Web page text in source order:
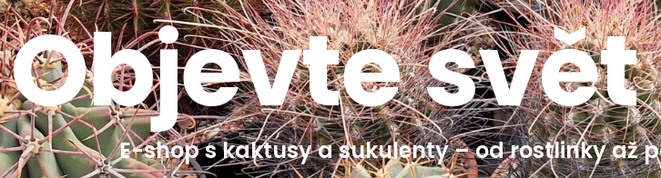
Objevte
E-shop s kaktusy a sukulenty – od rostlinky až